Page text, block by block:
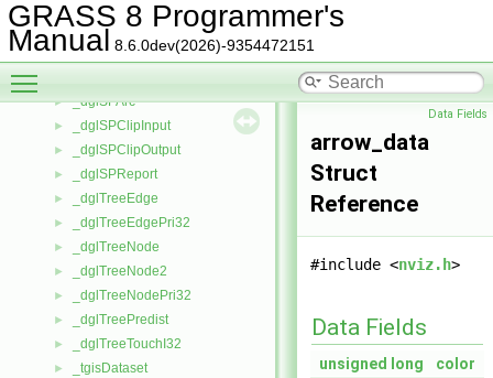
GRASS 8 Programmer's
Manual 8.6.0dev(2026)-9354472151
► _dglHeapData
► _dglHeapNode
► _dglSpanClipInput
► _dglSPArc
► _dglSPClipInput
► _dglSPClipOutput
► _dglSPReport
► _dglTreeEdge
► _dglTreeEdgePri32
► _dglTreeNode
► _dglTreeNode2
► _dglTreeNodePri32
► _dglTreePredist
► _dglTreeTouchI32
► _tgisDataset
Data Fields
arrow_data
Struct
Reference
#include <nviz.h>
Data Fields
unsigned long
color